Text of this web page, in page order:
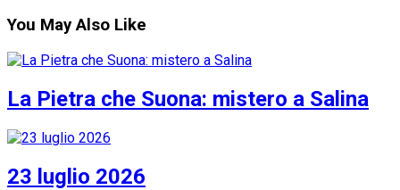
You May Also Like
La Pietra che Suona: mistero a Salina
23 luglio 2026